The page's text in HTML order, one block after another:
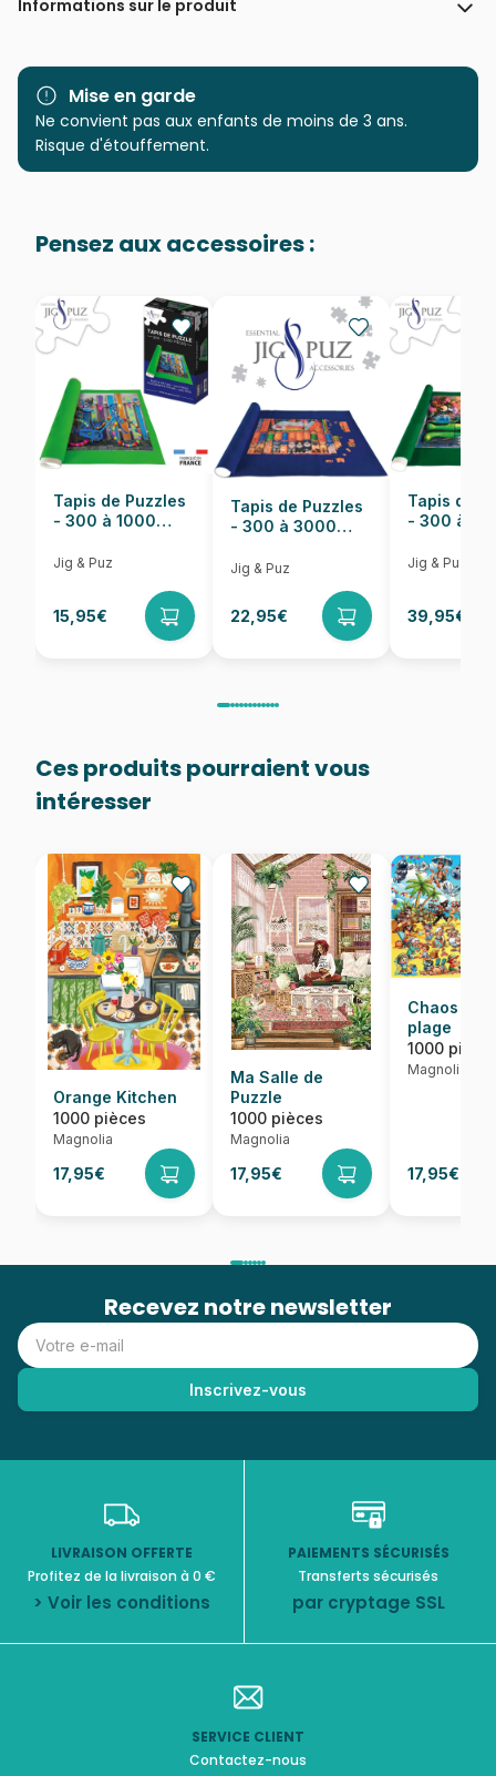
Informations sur le produit
Marque Magnolia
Catégorie Puzzles - Déco et Objets
Age
Puzzle pour Adultes (500 à
Provenance Puzzles fabriqués en France
EAN 8699375067187
Nombre de pièces 1000 pièces
Dimensions 68 x 48 cm
Mise en garde
Ne convient pas aux enfants de moins de 3 ans.
Risque d'étouffement.
Pensez aux accessoires :
Tapis de Puzzles
- 300 à 1000
Jig & Puz
15,95€
Tapis de Puzzles
- 300 à 3000
Jig & Puz
22,95€
Tapis de
- 300 à
Jig & Puz
39,95€
Ces produits pourraient vous
intéresser
Orange Kitchen
1000 pièces
Magnolia
17,95€
Ma Salle de
Puzzle
1000 pièces
Magnolia
17,95€
Chaos sur
plage
1000
Magnolia
17,95€
Recevez notre newsletter
LIVRAISON OFFERTE
Profitez de la livraison à 0 €
> Voir les conditions
PAIEMENTS SÉCURISÉS
Transferts sécurisés
par cryptage SSL
SERVICE CLIENT
Contactez-nous